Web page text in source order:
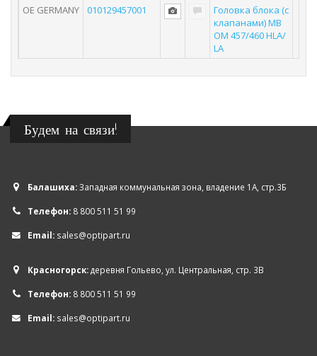
OE GERMANY
010129457001
Головка блока (с
клапанами) MB
OM 457/460 HLA/
LA
Будем на связи!
Балашиха:Западная коммунальная зона, владение 1А, стр.3Б
Телефон: 8 800 511 51 99
Email: sales@optipart.ru
Красногорск:деревня Гольево, ул. Центральная, стр. 3В
Телефон: 8 800 511 51 99
Email: sales@optipart.ru